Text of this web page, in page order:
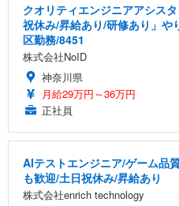
クオリティエンジニアアシス
祝休み/昇給あり/研修あり」や
区勤務/8451
株式会社NoID
神奈川県
月給29万円～36万円
正社員
AIテストエンジニア/ゲーム品
も歓迎/土日祝休み/昇給あり
株式会社enrich technology